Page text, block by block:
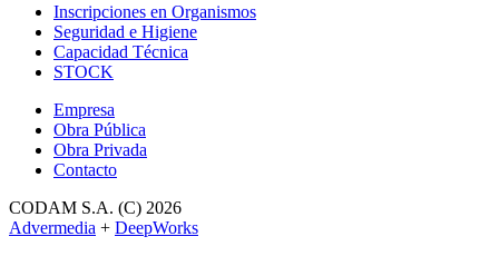
Inscripciones en Organismos
Seguridad e Higiene
Capacidad Técnica
STOCK
Empresa
Obra Pública
Obra Privada
Contacto
CODAM S.A. (C) 2026
Advermedia + DeepWorks